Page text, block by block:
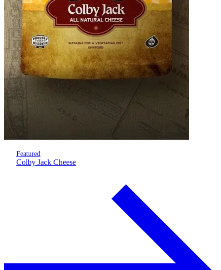
Featured
Colby Jack Cheese